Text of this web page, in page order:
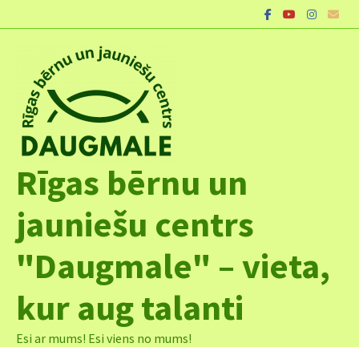
to
Rīgas bērnu un
jauniešu centrs
"Daugmale" – vieta,
kur aug talanti
Esi ar mums! Esi viens no mums!